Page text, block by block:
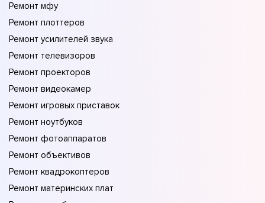
Ремонт мфу
Ремонт плоттеров
Ремонт усилителей звука
Ремонт телевизоров
Ремонт проекторов
Ремонт видеокамер
Ремонт игровых приставок
Ремонт ноутбуков
Ремонт фотоаппаратов
Ремонт объективов
Ремонт квадрокоптеров
Ремонт материнских плат